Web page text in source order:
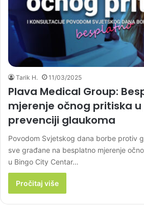
Tarik H. 11/03/2025
Plava Medical Group:
mjerenje očnog pritiska
prevenciji glaukoma
Povodom Svjetskog dana borbe protiv
sve građane na besplatno mjerenje
u Bingo City Centar…
Pročitaj više